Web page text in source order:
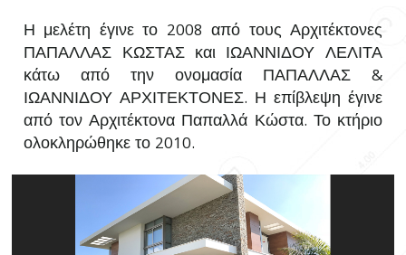
Η μελέτη έγινε το 2008 από τους Αρχιτέκτονες
ΠΑΠΑΛΛΑΣ ΚΩΣΤΑΣ και ΙΩΑΝΝΙΔΟΥ ΛΕΛΙΤΑ
κάτω από την ονομασία ΠΑΠΑΛΛΑΣ &
ΙΩΑΝΝΙΔΟΥ ΑΡΧΙΤΕΚΤΟΝΕΣ. Η επίβλεψη έγινε
από τον Αρχιτέκτονα Παπαλλά Κώστα. Το κτήριο
ολοκληρώθηκε το 2010.